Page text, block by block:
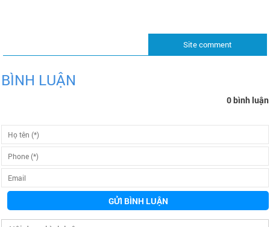
Site comment
BÌNH LUẬN
0 bình luận
GỬI BÌNH LUẬN